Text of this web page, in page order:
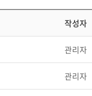
작성자
관리자
관리자